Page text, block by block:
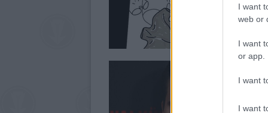
I want
web or
I want
or app.
I want
I want